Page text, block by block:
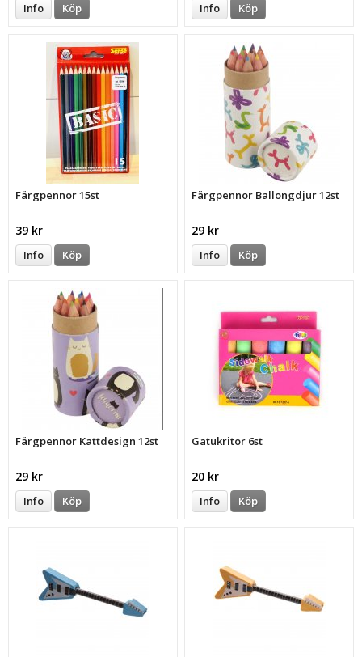
Info Köp Info Köp
Färgpennor 15st
39 kr
Info Köp
Färgpennor Ballongdjur 12st
29 kr
Info Köp
Färgpennor Kattdesign 12st
29 kr
Info Köp
Gatukritor 6st
20 kr
Info Köp